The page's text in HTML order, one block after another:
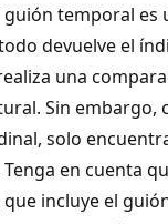
guión temporal es
devuelve el
una
Sin embargo,
solo
en cuenta
incluye el